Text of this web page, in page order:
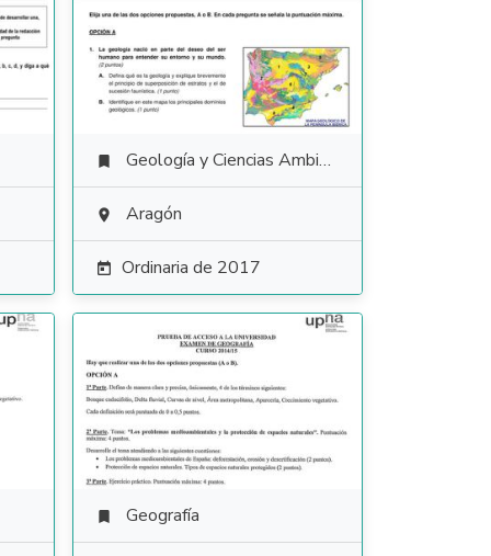
 Geología y Ciencias Ambientales
 Aragón
 Ordinaria de 2017
 Geografía